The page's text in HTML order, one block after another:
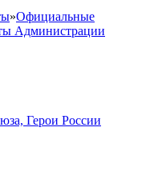
»Официальные
Администрации
Герои России